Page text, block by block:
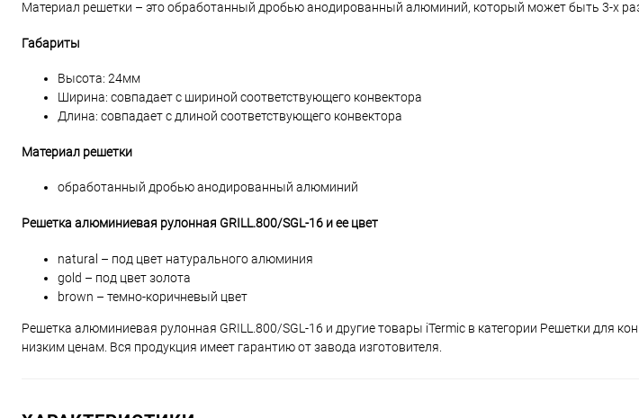
Материал решетки – это обработанный дробью анодированный алюминий, который может быть 3-х
Габариты
Высота: 24мм
Ширина: совпадает с шириной соответствующего конвектора
Длина: совпадает с длиной соответствующего конвектора
Материал решетки
обработанный дробью анодированный алюминий
Решетка алюминиевая рулонная GRILL.800/SGL-16 и ее цвет
natural – под цвет натурального алюминия
gold – под цвет золота
brown – темно-коричневый цвет
Решетка алюминиевая рулонная GRILL.800/SGL-16 и другие товары iTermic в категории Решетки для
низким ценам. Вся продукция имеет гарантию от завода изготовителя.